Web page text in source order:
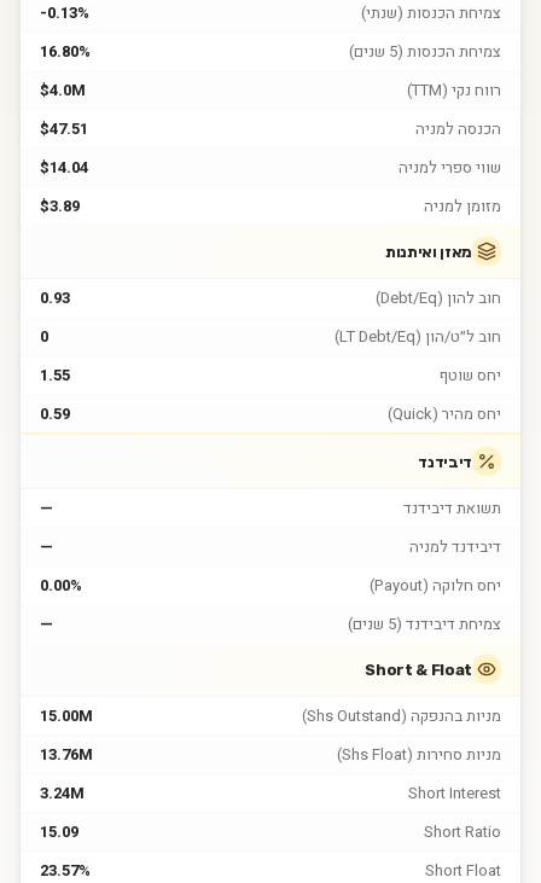
צמיחת הכנסות (שנתי)
-0.13%
צמיחת הכנסות (5 שנים)
16.80%
רווח נקי (TTM)
$4.0M
הכנסה למניה
$47.51
שווי ספרי למניה
$14.04
מזומן למניה
$3.89
מאזן ואיתנות
חוב להון (Debt/Eq)
0.93
חוב ל״ט/הון (LT Debt/Eq)
0
יחס שוטף
1.55
יחס מהיר (Quick)
0.59
דיבידנד
תשואת דיבידנד
—
דיבידנד למניה
—
יחס חלוקה (Payout)
0.00%
צמיחת דיבידנד (5 שנים)
—
Short & Float
מניות בהנפקה (Shs Outstand)
15.00M
מניות סחירות (Shs Float)
13.76M
Short Interest
3.24M
Short Ratio
15.09
Short Float
23.57%